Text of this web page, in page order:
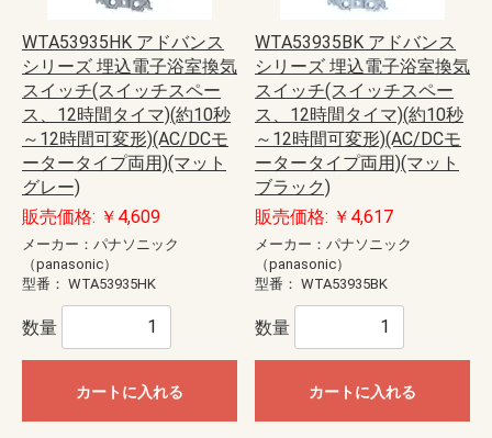
WTA53935HK アドバンス
シリーズ 埋込電子浴室換気
スイッチ(スイッチスペー
ス、12時間タイマ)(約10秒
～12時間可変形)(AC/DCモ
ータータイプ両用)(マット
グレー)
販売価格: ￥4,609
メーカー：パナソニック
（panasonic）
型番： WTA53935HK
数量
カートに入れる
WTA53935BK アドバンス
シリーズ 埋込電子浴室換気
スイッチ(スイッチスペー
ス、12時間タイマ)(約10秒
～12時間可変形)(AC/DCモ
ータータイプ両用)(マット
ブラック)
販売価格: ￥4,617
メーカー：パナソニック
（panasonic）
型番： WTA53935BK
数量
カートに入れる